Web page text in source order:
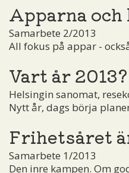
Apparna
Samarbete 2/2013
All fokus på appar -
Vart år 2013?
Helsingin sanomat,
Nytt år, dags börja
Frihetsåret
Samarbete 1/2013
Den inre kampen. Om